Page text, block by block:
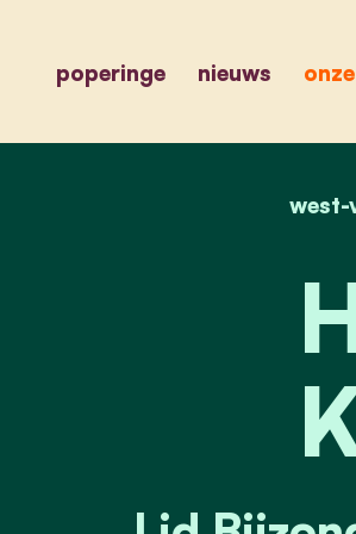
poperinge nieuws
west-